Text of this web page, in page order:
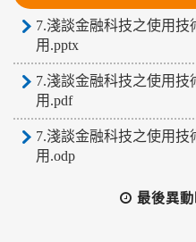
7.淺談金融科技之使用技
用.pptx
7.淺談金融科技之使用技
用.pdf
7.淺談金融科技之使用技
用.odp
最後異動